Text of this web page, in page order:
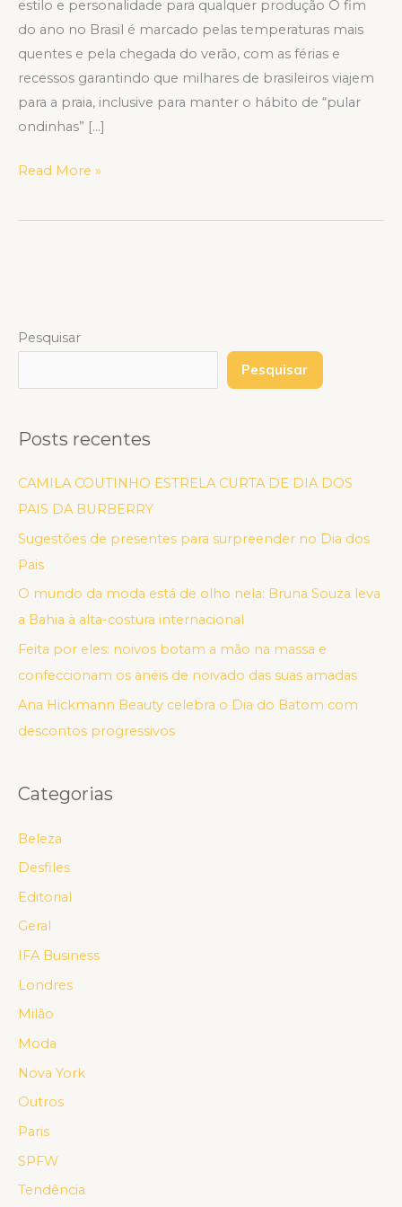
estilo e personalidade para qualquer produção O fim
do ano no Brasil é marcado pelas temperaturas mais
quentes e pela chegada do verão, com as férias e
recessos garantindo que milhares de brasileiros viajem
para a praia, inclusive para manter o hábito de “pular
ondinhas” […]
Read More »
Pesquisar
Pesquisar
Posts recentes
CAMILA COUTINHO ESTRELA CURTA DE DIA DOS
PAIS DA BURBERRY
Sugestões de presentes para surpreender no Dia dos
Pais
O mundo da moda está de olho nela: Bruna Souza leva
a Bahia à alta-costura internacional
Feita por eles: noivos botam a mão na massa e
confeccionam os anéis de noivado das suas amadas
Ana Hickmann Beauty celebra o Dia do Batom com
descontos progressivos
Categorias
Beleza
Desfiles
Editorial
Geral
IFA Business
Londres
Milão
Moda
Nova York
Outros
Paris
SPFW
Tendência